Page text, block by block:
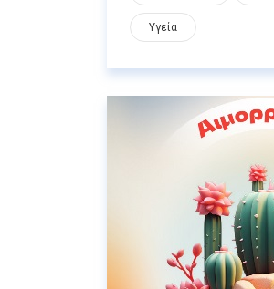
Υγεία